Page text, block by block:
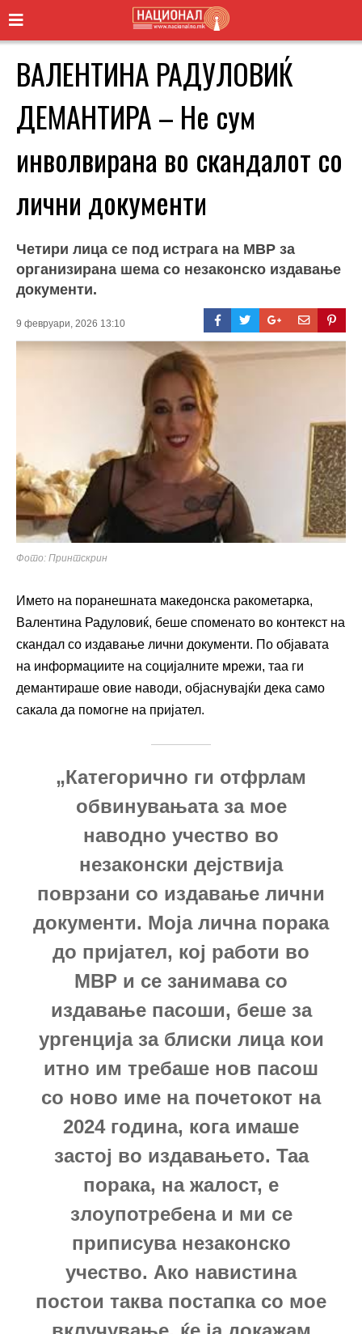
ВАЛЕНТИНА РАДУЛОВИЌ
ДЕМАНТИРА – Не сум
инволвирана во скандалот со
лични документи
Четири лица се под истрага на МВР за
организирана шема со незаконско издавање
документи.
9 февруари, 2026 13:10
Фото: Принтскрин
Името на поранешната македонска ракометарка,
Валентина Радуловиќ, беше споменато во контекст на
скандал со издавање лични документи. По објавата
на информациите на социјалните мрежи, таа ги
демантираше овие наводи, објаснувајќи дека само
сакала да помогне на пријател.
„Категорично ги отфрлам
обвинувањата за мое
наводно учество во
незаконски дејствија
поврзани со издавање лични
документи. Моја лична порака
до пријател, кој работи во
МВР и се занимава со
издавање пасоши, беше за
ургенција за блиски лица кои
итно им требаше нов пасош
со ново име на почетокот на
2024 година, кога имаше
застој во издавањето. Таа
порака, на жалост, е
злоупотребена и ми се
приписува незаконско
учество. Ако навистина
постои таква постапка со мое